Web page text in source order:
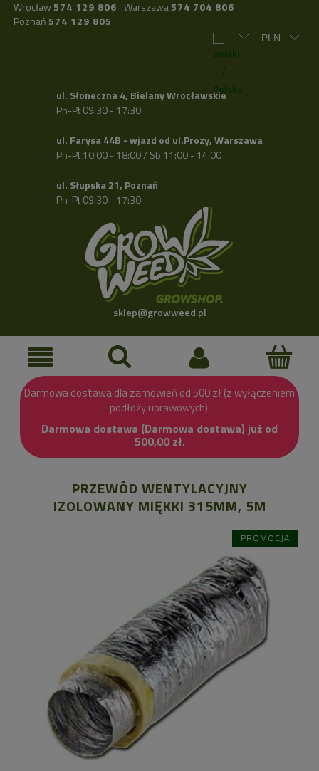
Wrocław 574 129 806 Warszawa574 704 806
Poznań 574 129 805
ul. Słoneczna 4, Bielany Wrocławskie
Pn-Pt 09:30 - 17:30
ul. Farysa 44B - wjazd od ul.Prozy, Warszawa
Pn-Pt 10:00 - 18:00 / Sb 11:00 - 14:00
ul. Słupska 21, Poznań
Pn-Pt 09:30 - 17:30
sklep@growweed.pl
Darmowa dostawa dla zamówień od 500 zł (z wyłączeniem
podłoży uprawowych).
Darmowa dostawa (Darmowa dostawa) już od
500,00 zł.
PRZEWÓD WENTYLACYJNY
IZOLOWANY MIĘKKI 315MM, 5M
PROMOCJA